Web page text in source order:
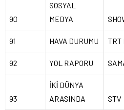
90
SOSYAL
MEDYA
91 HAVA DURUMU TRT
92 YOL RAPORU
93
İKİ DÜNYA
ARASINDA
STV